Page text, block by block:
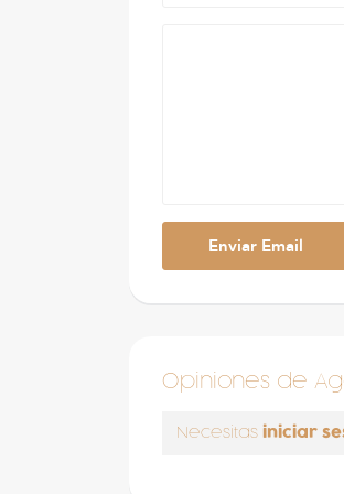
Opiniones de
Necesitas iniciar